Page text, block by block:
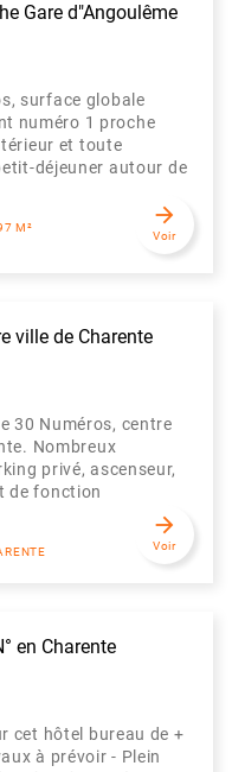
Gare d"Angoulême
surface globale
numéro 1 proche
et toute
déjeuner autour de
M²
arrow_forward
Voir
ville de Charente
30 Numéros, centre
Nombreux
privé, ascenseur,
de fonction
arrow_forward
Voir
en Charente
cet hôtel bureau de +
à prévoir - Plein